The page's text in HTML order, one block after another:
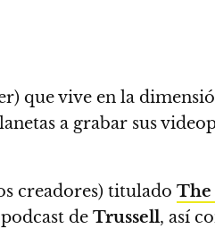
que vive en la
a grabar sus
creadores) titulado The
de Trussell, así